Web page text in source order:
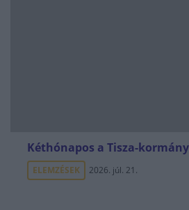
Kéthónapos a Tisza-
ELEMZÉSEK 2026. júl. 21.